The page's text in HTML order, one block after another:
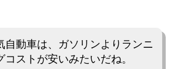
自動車は、ガソリンよりランニ
コストが安いみたいだね。